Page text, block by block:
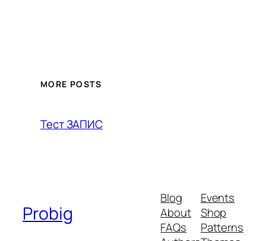
MORE POSTS
Тест ЗАПИС
Probig
Blog
About
FAQs
Events
Shop
Patterns